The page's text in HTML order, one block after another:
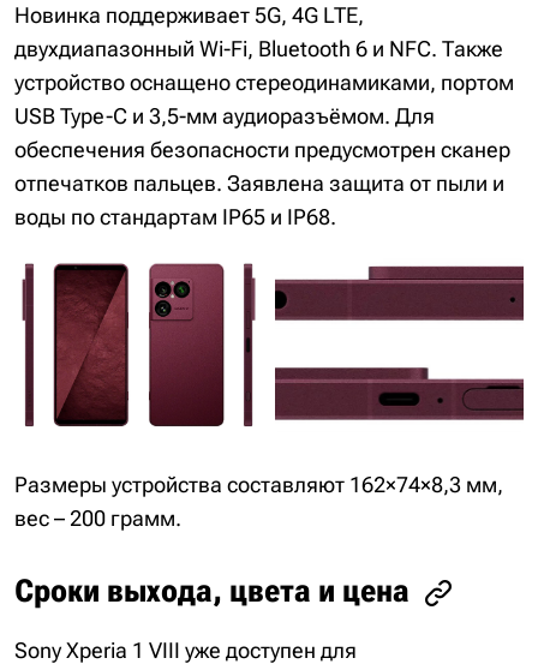
Новинка поддерживает 5G, 4G LTE,
двухдиапазонный Wi-Fi, Bluetooth 6 и NFC. Также
устройство оснащено стереодинамиками, портом
USB Type-C и 3,5-мм аудиоразъёмом. Для
обеспечения безопасности предусмотрен сканер
отпечатков пальцев. Заявлена защита от пыли и
воды по стандартам IP65 и IP68.
Размеры устройства составляют 162×74×8,3 мм,
вес – 200 грамм.
Сроки выхода, цвета и цена
Sony Xperia 1 VIII уже доступен для